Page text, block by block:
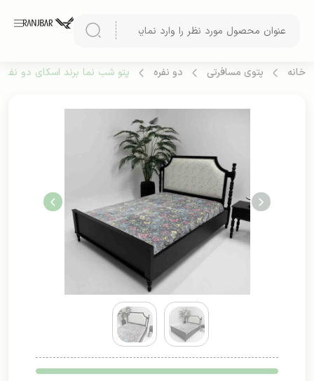
خانه پتوی مسافرتی دو نفره پتو شب نما برند اسکای دو